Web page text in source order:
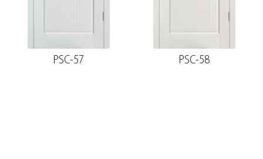
PSC-57 PSC-58